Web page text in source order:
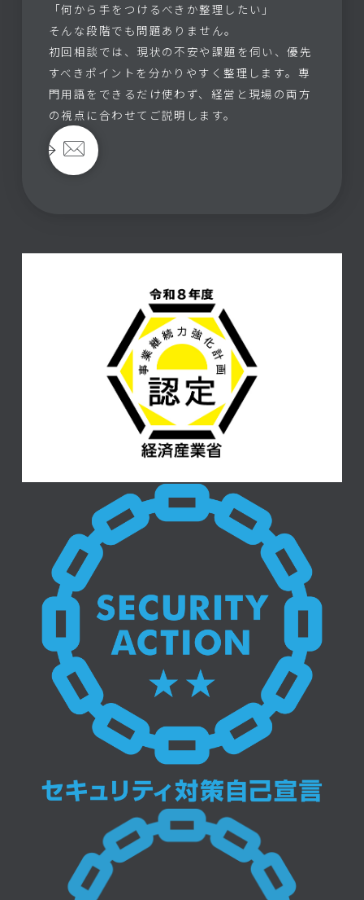
「何から手をつけるべきか整理したい」
そんな段階でも問題ありません。
初回相談では、現状の不安や課題を伺い、優先
すべきポイントを分かりやすく整理します。専
門用語をできるだけ使わず、経営と現場の両方
の視点に合わせてご説明します。